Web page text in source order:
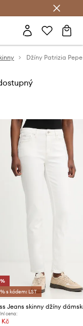
Džíny Patrizia Pepe
s kódem: LST
Jeans skinny džíny
cena:
Kč